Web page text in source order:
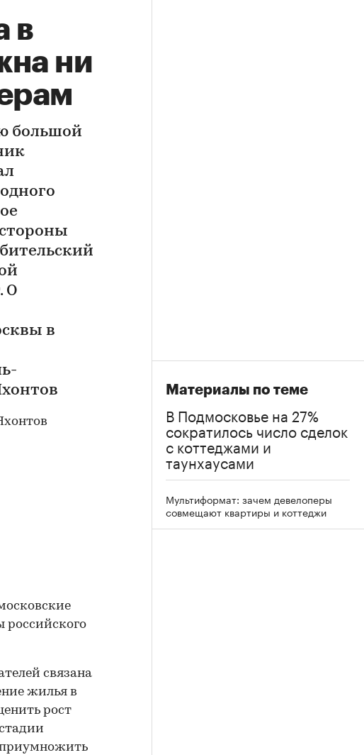
в
ни
большой
О
в
российского
связана
жилья в
рост
приумножить
Материалы по теме
В Подмосковье на 27%
сократилось число сделок
с коттеджами и
таунхаусами
Мультиформат: зачем девелоперы
совмещают квартиры и коттеджи